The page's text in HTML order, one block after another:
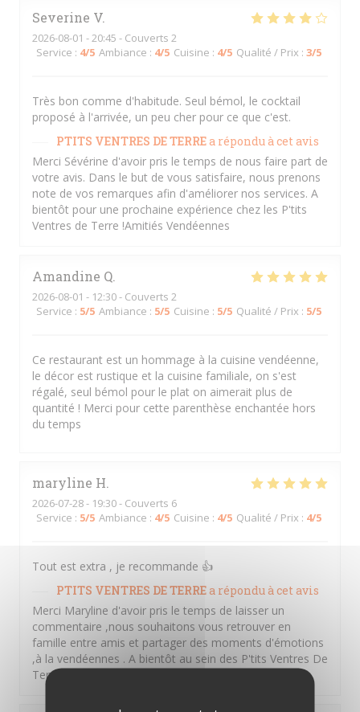
Severine V
2026-08-01 - 20:45 - Couverts 2
Service : 4/5 Ambiance : 4/5 Cuisine : 4/5 Qualité / Prix : 3/5
Très bon comme d'habitude. Seul bémol, le cocktail
proposé à l'arrivée, un peu cher pour ce que c'est.
PTITS VENTRES DE TERREa répondu à cet avis
Merci Sévérine d'avoir pris le temps de nous faire part de
votre avis. Dans le but de vous satisfaire, nous prenons
note de vos remarques afin d'améliorer nos services. A
bientôt pour une prochaine expérience chez les P'tits
Ventres de Terre !Amitiés Vendéennes
Amandine Q
2026-08-01 - 12:30 - Couverts 2
Service : 5/5 Ambiance : 5/5 Cuisine : 5/5 Qualité / Prix : 5/5
Ce restaurant est un hommage à la cuisine vendéenne,
le décor est rustique et la cuisine familiale, on s'est
régalé, seul bémol pour le plat on aimerait plus de
quantité ! Merci pour cette parenthèse enchantée hors
du temps
maryline H
2026-07-28- 19:30 - Couverts 6
Service : 5/5 Ambiance : 4/5 Cuisine : 4/5 Qualité / Prix : 4/5
Tout est extra , je recommande 👍
PTITS VENTRES DE TERREa répondu à cet avis
Merci Maryline d'avoir pris le temps de laisser un
commentaire ,nous souhaitons vous retrouver en
famille entre amis et partager des moments d'émotions
,à la vendéennes . A bientôt au sein des P'tits Ventres De
Terre. Amitiés Vendéennes